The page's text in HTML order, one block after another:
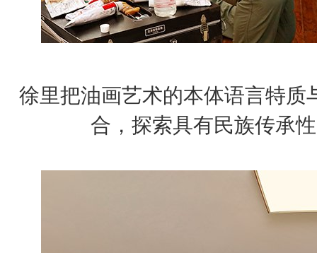
徐里把油画艺术的本体语言特
合，探索具有民族传承